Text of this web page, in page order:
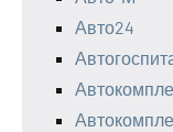
Авто24